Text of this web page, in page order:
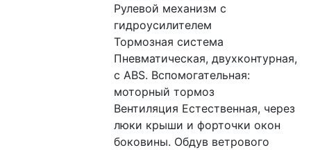
Рулевой механизм с
гидроусилителем
Тормозная система
Пневматическая, двухконтурная,
с ABS. Вспомогательная:
моторный тормоз
Вентиляция Естественная, через
люки крыши и форточки окон
боковины. Обдув ветрового